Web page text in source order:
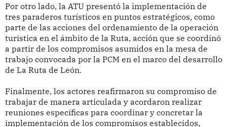
Por otro lado, la ATU presentó la implementación de
tres paraderos turísticos en puntos estratégicos, como
parte de las acciones del ordenamiento de la operación
turística en el ámbito de la Ruta, acción que se coordinó
a partir de los compromisos asumidos en la mesa de
trabajo convocada por la PCM en el marco del desarrollo
de La Ruta de León.
Finalmente, los actores reafirmaron su compromiso de
trabajar de manera articulada y acordaron realizar
reuniones específicas para coordinar y concretar la
implementación de los compromisos establecidos,